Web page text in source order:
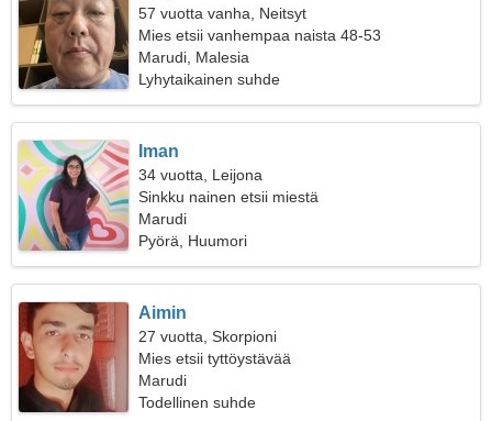
57 vuotta vanha, Neitsyt
Mies etsii vanhempaa naista 48-53
Marudi, Malesia
Lyhytaikainen suhde
Iman
34 vuotta, Leijona
Sinkku nainen etsii miestä
Marudi
Pyörä, Huumori
Aimin
27 vuotta, Skorpioni
Mies etsii tyttöystävää
Marudi
Todellinen suhde